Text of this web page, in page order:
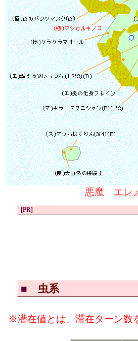
悪魔 エレ
[PR]
■ 虫系
※潜在値とは、滞在ターン数